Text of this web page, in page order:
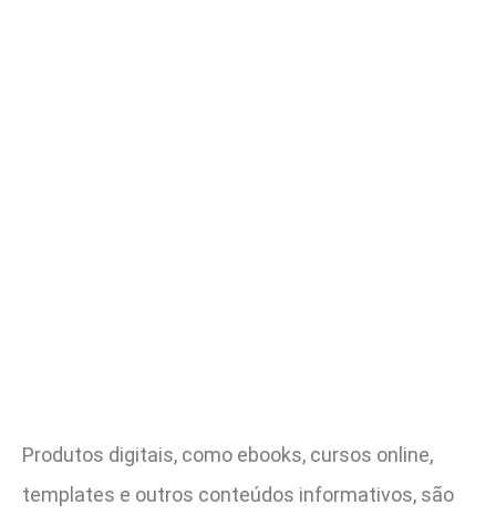
Produtos digitais, como ebooks, cursos online,
templates e outros conteúdos informativos, são